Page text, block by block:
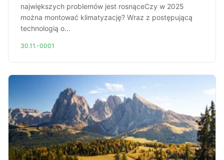
największych problemów jest rosnąceCzy w 2025
można montować klimatyzację? Wraz z postępującą
technologią o...
30.11.-0001